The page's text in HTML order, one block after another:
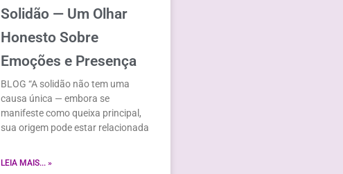
Solidão — Um Olhar
Honesto Sobre
Emoções e Presença
BLOG “A solidão não tem uma
causa única — embora se
manifeste como queixa principal,
sua origem pode estar relacionada
LEIA MAIS... »